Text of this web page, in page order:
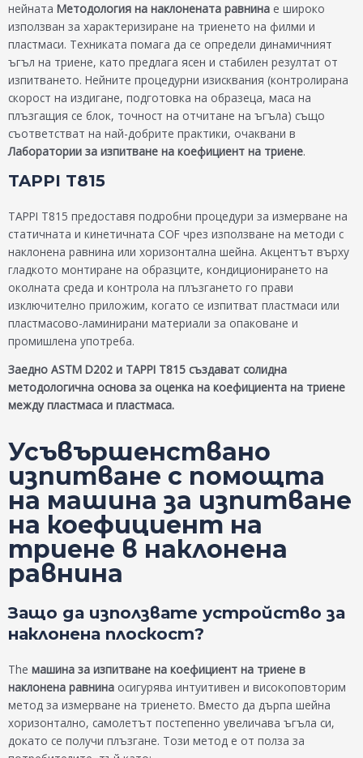
нейната Методология на наклонената равнина е широко
използван за характеризиране на триенето на филми и
пластмаси. Техниката помага да се определи динамичният
ъгъл на триене, като предлага ясен и стабилен резултат от
изпитването. Нейните процедурни изисквания (контролирана
скорост на издигане, подготовка на образеца, маса на
плъзгащия се блок, точност на отчитане на ъгъла) също
съответстват на най-добрите практики, очаквани в
Лаборатории за изпитване на коефициент на триене.
TAPPI T815
TAPPI T815 предоставя подробни процедури за измерване на
статичната и кинетичната COF чрез използване на методи с
наклонена равнина или хоризонтална шейна. Акцентът върху
гладкото монтиране на образците, кондиционирането на
околната среда и контрола на плъзгането го прави
изключително приложим, когато се изпитват пластмаси или
пластмасово-ламинирани материали за опаковане и
промишлена употреба.
Заедно ASTM D202 и TAPPI T815 създават солидна
методологична основа за оценка на коефициента на триене
между пластмаса и пластмаса.
Усъвършенствано
изпитване с помощта
на машина за изпитване
на коефициент на
триене в наклонена
равнина
Защо да използвате устройство за
наклонена плоскост?
The машина за изпитване на коефициент на триене в
наклонена равнина осигурява интуитивен и високоповторим
метод за измерване на триенето. Вместо да дърпа шейна
хоризонтално, самолетът постепенно увеличава ъгъла си,
докато се получи плъзгане. Този метод е от полза за